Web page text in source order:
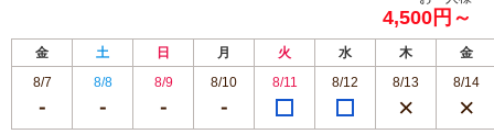
4,500円～
金 土 日 月 火 水 木
金
8/7
8/8 8/9 8/10 8/11 8/12 8/13 8/14